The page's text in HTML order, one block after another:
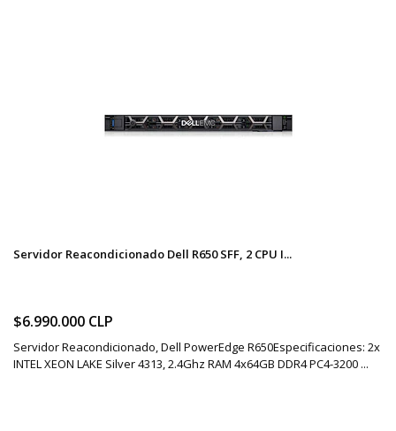
Servidor Reacondicionado Dell R650 SFF, 2 CPU I...
$6.990.000 CLP
Servidor Reacondicionado, Dell PowerEdge R650Especificaciones: 2x
INTEL XEON LAKE Silver 4313, 2.4Ghz RAM 4x64GB DDR4 PC4-3200 ...